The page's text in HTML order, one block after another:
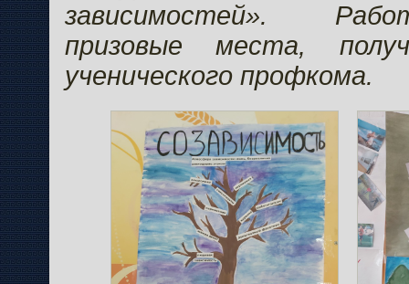
зависимостей».
призовые места,
ученического профкома.